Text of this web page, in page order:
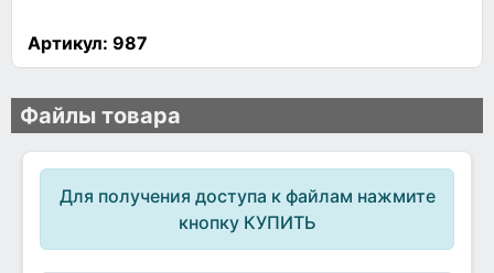
Артикул: 987
Файлы товара
Для получения доступа к файлам нажмите
кнопку КУПИТЬ